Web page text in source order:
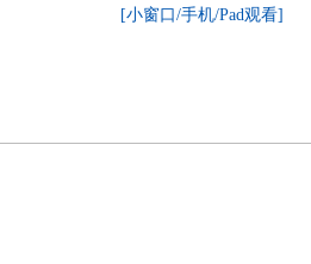
[小窗口/手机/Pad观看]